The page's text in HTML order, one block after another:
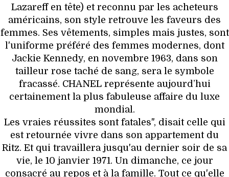
Lazareff en tête) et reconnu par les acheteurs
américains, son style retrouve les faveurs des
femmes. Ses vêtements, simples mais justes, sont
l'uniforme préféré des femmes modernes, dont
Jackie Kennedy, en novembre 1963, dans son
tailleur rose taché de sang, sera le symbole
fracassé. CHANEL représente aujourd’hui
certainement la plus fabuleuse affaire du luxe
mondial.
Les vraies réussites sont fatales", disait celle qui
est retournée vivre dans son appartement du
Ritz. Et qui travaillera jusqu'au dernier soir de sa
vie, le 10 janvier 1971. Un dimanche, ce jour
consacré au repos et à la famille. Tout ce qu'elle